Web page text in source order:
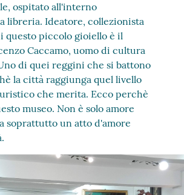
ospitato all'interno
libreria. Ideatore, collezionista
questo piccolo gioiello è il
Caccamo, uomo di cultura
di quei reggini che si battono
la città raggiunga quel livello
che merita. Ecco perchè
museo. Non è solo amore
soprattutto un atto d'amore